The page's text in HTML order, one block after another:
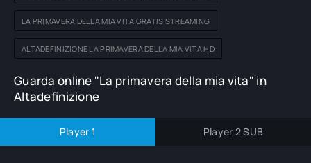
LA PRIMAVERA DELLA MIA VITA GRATIS STREAMING
ALTADEFINIZIONE LA PRIMAVERA DELLA MIA VITA HD
Guarda online "La primavera della mia vita" in
Altadefinizione
Player 1 Player 2 SUB